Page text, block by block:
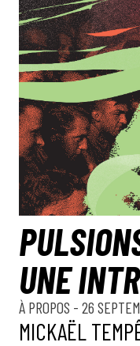
UNE
À PROPOS - 26
MICKAËL